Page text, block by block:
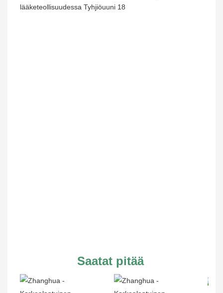
Saatat pitää